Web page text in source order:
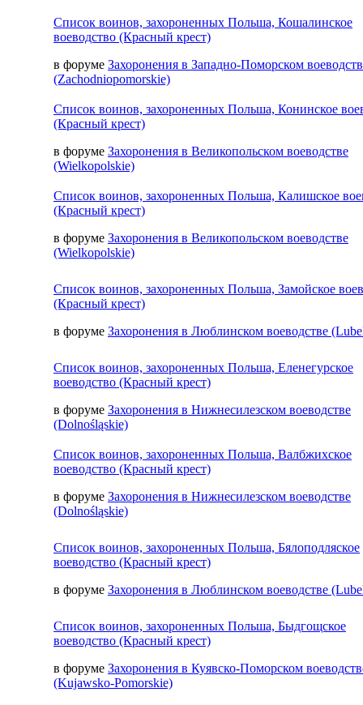
Список воинов, захороненных Польша, Кошалинское
воеводство (Красный крест)
в форуме Захоронения в Западно-Поморском
(Zachodniopomorskie)
Список воинов, захороненных Польша, Конинское
(Красный крест)
в форуме Захоронения в Великопольском воеводстве
(Wielkopolskie)
Список воинов, захороненных Польша, Калишское
(Красный крест)
в форуме Захоронения в Великопольском воеводстве
(Wielkopolskie)
Список воинов, захороненных Польша, Замойское
(Красный крест)
в форуме Захоронения в Люблинском воеводстве
Список воинов, захороненных Польша, Еленегурское
воеводство (Красный крест)
в форуме Захоронения в Нижнесилезском воеводстве
(Dolnośląskie)
Список воинов, захороненных Польша, Валбжихское
воеводство (Красный крест)
в форуме Захоронения в Нижнесилезском воеводстве
(Dolnośląskie)
Список воинов, захороненных Польша, Бялоподляское
воеводство (Красный крест)
в форуме Захоронения в Люблинском воеводстве
Список воинов, захороненных Польша, Быдгощское
воеводство (Красный крест)
в форуме Захоронения в Куявско-Поморском
(Kujawsko-Pomorskie)